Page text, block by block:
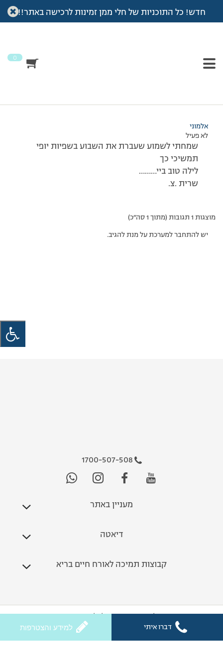
חדש! כל התוכניות של חלי ממן זמינות לרכישה באתר!!
0
עמוד הבית >דיונים>פורום >היי סיוון פ.
מוצגות 1 תגובות (מתוך 1 סה״כ)
אלמוני
לא פעיל
שמחתי לשמוע שעברת את השבוע בשפיות יופי
תמשיכי כך
לילה טוב ביי………
שרית .צ.
מוצגות 1 תגובות (מתוך 1 סה״כ)
יש להתחבר למערכת על מנת להגיב.
1700-507-508
מעניין באתר
דיאטה
קבוצות תמיכה לאורח חיים בריא
כל הזכויות שמורות לחלי ממן 2026
דברו איתי
למידע והצטרפות